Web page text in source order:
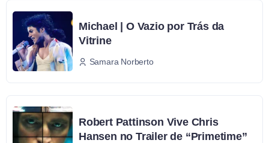
Michael | O Vazio por Trás da
Vitrine
Samara Norberto
Robert Pattinson Vive Chris
Hansen no Trailer de “Primetime”